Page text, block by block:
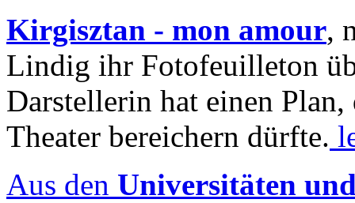
Kirgisztan - mon amour,
Lindig ihr Fotofeuilleton
Darstellerin hat einen Plan,
Theater bereichern dürfte.
Aus den Universitäten